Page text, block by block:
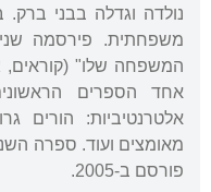
נולדה וגדלה בבני
משפחתית. פירסמה
המשפחה שלו" (קוראים, 2002), נכתב עם
אחד הספרים
אלטרנטיביות: הורים
מאומצים ועוד. ספרה
פורסם ב-2005.